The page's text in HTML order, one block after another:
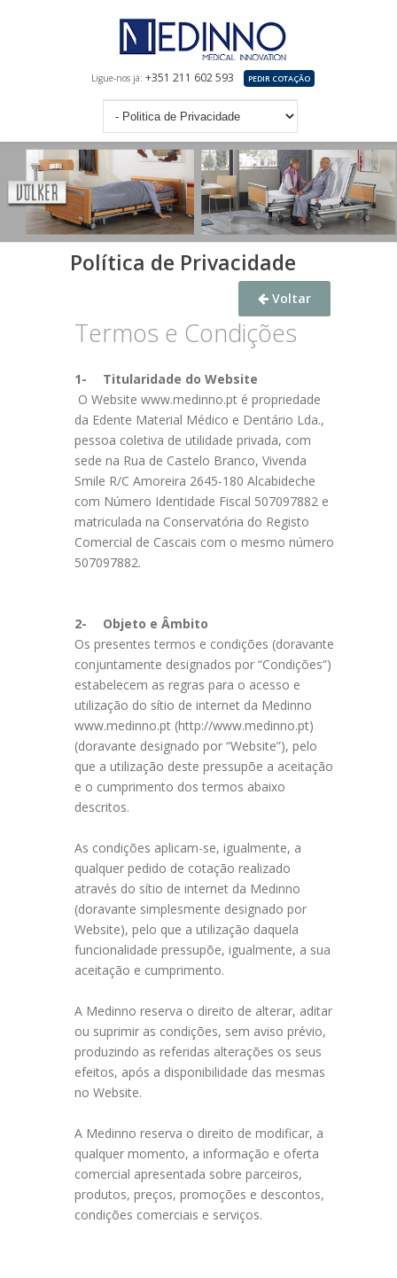
Ligue-nos já: +351 211 602 593 PEDIR COTAÇÃO
Política de Privacidade
Voltar
Termos e Condições
1-
Titularidade do Website
O Website www.medinno.pt é propriedade
da Edente Material Médico e Dentário Lda.,
pessoa coletiva de utilidade privada, com
sede na Rua de Castelo Branco, Vivenda
Smile R/C Amoreira 2645-180 Alcabideche
com Número Identidade Fiscal 507097882 e
matriculada na Conservatória do Registo
Comercial de Cascais com o mesmo número
507097882.
2-
Objeto e Âmbito
Os presentes termos e condições (doravante
conjuntamente designados por “Condições”)
estabelecem as regras para o acesso e
utilização do sítio de internet da Medinno
www.medinno.pt (http://www.medinno.pt)
(doravante designado por “Website”), pelo
que a utilização deste pressupõe a aceitação
e o cumprimento dos termos abaixo
descritos.
As condições aplicam-se, igualmente, a
qualquer pedido de cotação realizado
através do sítio de internet da Medinno
(doravante simplesmente designado por
Website), pelo que a utilização daquela
funcionalidade pressupõe, igualmente, a sua
aceitação e cumprimento.
A Medinno reserva o direito de alterar, aditar
ou suprimir as condições, sem aviso prévio,
produzindo as referidas alterações os seus
efeitos, após a disponibilidade das mesmas
no Website.
A Medinno reserva o direito de modificar, a
qualquer momento, a informação e oferta
comercial apresentada sobre parceiros,
produtos, preços, promoções e descontos,
condições comerciais e serviços.